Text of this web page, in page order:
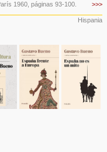
>>>
1960, páginas 93-100.
Hispania